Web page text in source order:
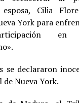
Cilia
York para
en
se declararon
Nueva York.